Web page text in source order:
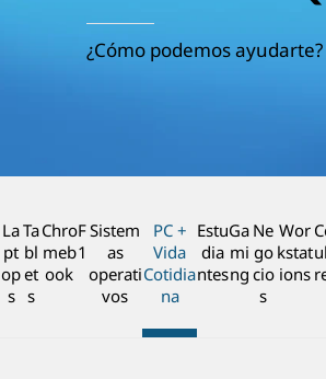
l
¿Cómo podemos ayudarte?
La
pt
op
s
Ta
bl
et
s
Chro
meb
ook
F
1
Sistem
as
operati
vos
PC +
Vida
Cotidia
na
Estu
dia
ntes
Ga
mi
ng
Ne
go
cio
s
Wor
kstat
ions